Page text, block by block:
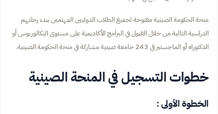
منحة الحكومة الصينية مفتوحة لجميع الطلاب الدوليين المهتمين ببدء رحلتهم
الدراسية التالية من خلال القبول في البرامج الأكاديمية على مستوى البكالوريوس أو
الدكتوراه أو الماجستير في 243 جامعة صينية مشاركة في منحة الحكومة الصينية.
خطوات التسجيل في المنحة الصينية
الخطوة الأولى :